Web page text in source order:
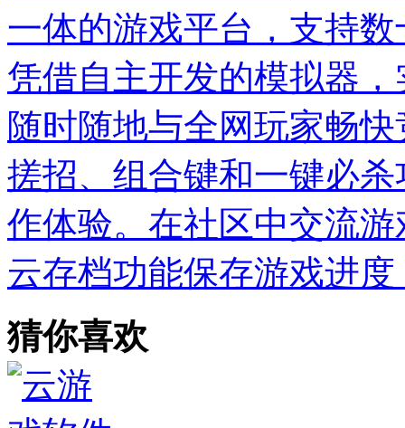
一体的游戏平台，支持
凭借自主开发的模拟器
随时随地与全网玩家畅
搓招、组合键和一键必
作体验。在社区中交流
云存档功能保存游戏进
猜你喜欢